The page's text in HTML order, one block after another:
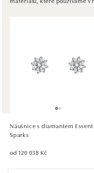
HALADA OC
tel.: +421 917 090 372
dnes otevřeno od
Pribinova 8, 811 09
dnes otevřeno od
Náušnice s diamantem
Sparks
od 120 038 Kč